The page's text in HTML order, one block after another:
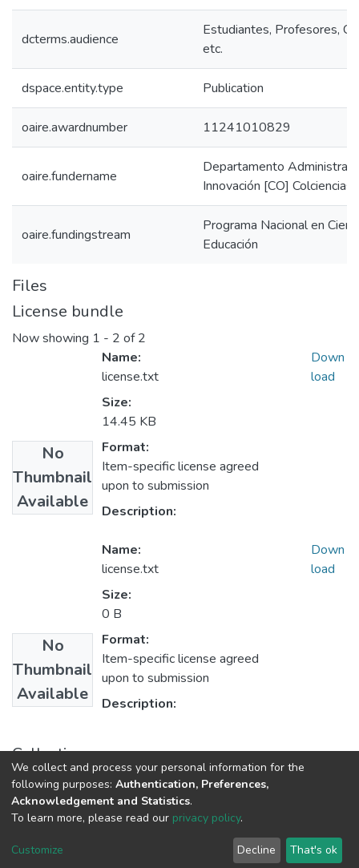
dcterms.audience
Estudiantes, Profesores,
etc.
dspace.entity.type Publication
oaire.awardnumber 11241010829
oaire.fundername
Departamento
Innovación [CO] Colciencias
oaire.fundingstream
Programa Nacional en
Educación
Files
License bundle
Now showing 1 - 2 of 2
No
Thumbnail
Available
Name:
license.txt
Size:
14.45 KB
Format:
Item-specific license agreed
upon to submission
Description:
Down
load
No
Thumbnail
Available
Name:
license.txt
Size:
0 B
Format:
Item-specific license agreed
upon to submission
Description:
Down
load
Collections
1.1.2. Informes Finales
DSpace software copyright © 2002-2026
Cookie
End User
Agreement
Send
Feedback
We collect and process your personal information for the
following purposes: Authentication, Preferences,
Acknowledgement and Statistics.
To learn more, please read our privacy policy.
Customize Decline That's ok